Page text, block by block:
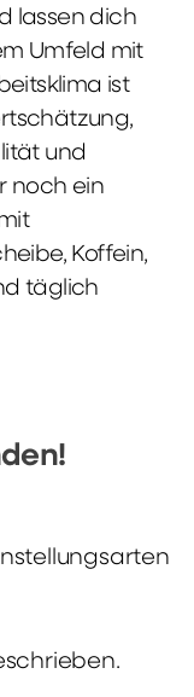
lassen dich
Umfeld mit
ist
und
noch ein
Koffein,
täglich